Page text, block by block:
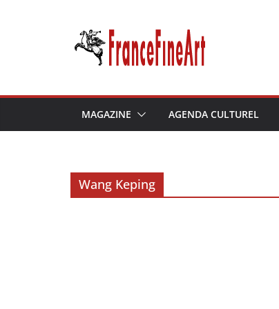
MAGAZINE AGENDA CULTUREL
Wang Keping